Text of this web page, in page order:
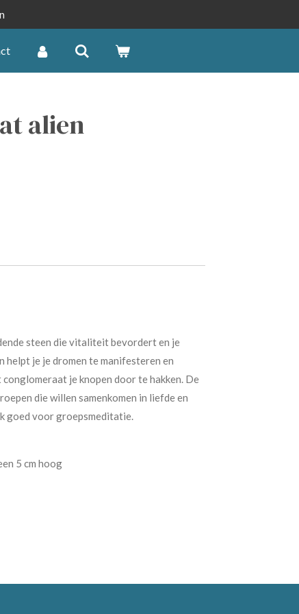
alien
steen die vitaliteit bevordert en je
je je dromen te manifesteren en
je knopen door te hakken. De
die willen samenkomen in liefde en
goed voor groepsmeditatie.
5 cm hoog